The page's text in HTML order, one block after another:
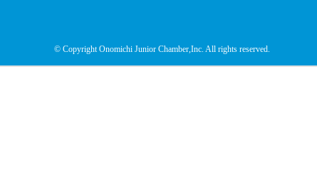
© Copyright Onomichi Junior Chamber,Inc. All rights reserved.